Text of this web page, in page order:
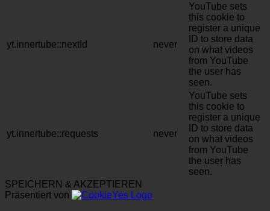
yt.innertube::nextId never
YouTube sets
this cookie to
register a unique
ID to store data
on what videos
from YouTube
the user has
seen.
yt.innertube::requests never
YouTube sets
this cookie to
register a unique
ID to store data
on what videos
from YouTube
the user has
seen.
SPEICHERN & AKZEPTIEREN
Präsentiert von